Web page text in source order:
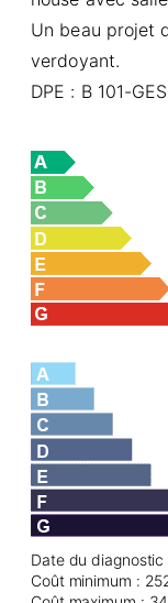
Un beau projet
verdoyant.
DPE : B 101-
Date du
Coût minimum :